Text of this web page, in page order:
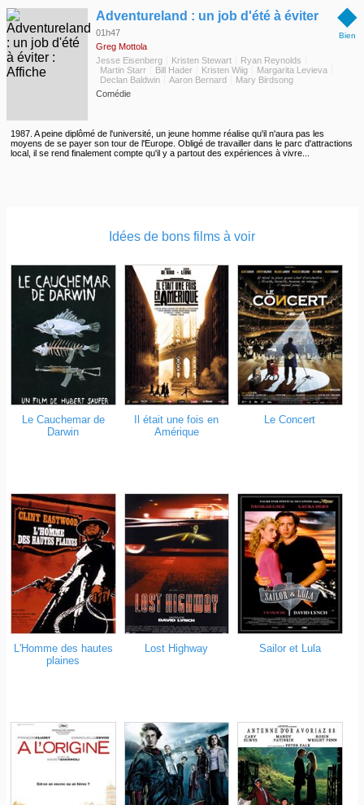
◆
Bien
Adventureland : un job d'été à éviter
01h47
Greg Mottola
Jesse Eisenberg
Kristen Stewart
Ryan Reynolds
Martin Starr
Bill Hader Kristen Wiig
Margarita Levieva
Declan Baldwin
Aaron Bernard
Mary Birdsong
Comédie
1987. A peine diplômé de l'université, un jeune homme réalise qu'il n'aura pas les
moyens de se payer son tour de l'Europe. Obligé de travailler dans le parc d'attractions
local, il se rend finalement compte qu'il y a partout des expériences à vivre...
Idées de bons films à voir
Le Cauchemar de
Darwin
Il était une fois en
Amérique
Le Concert
L'Homme des hautes
plaines
Lost Highway Sailor et Lula